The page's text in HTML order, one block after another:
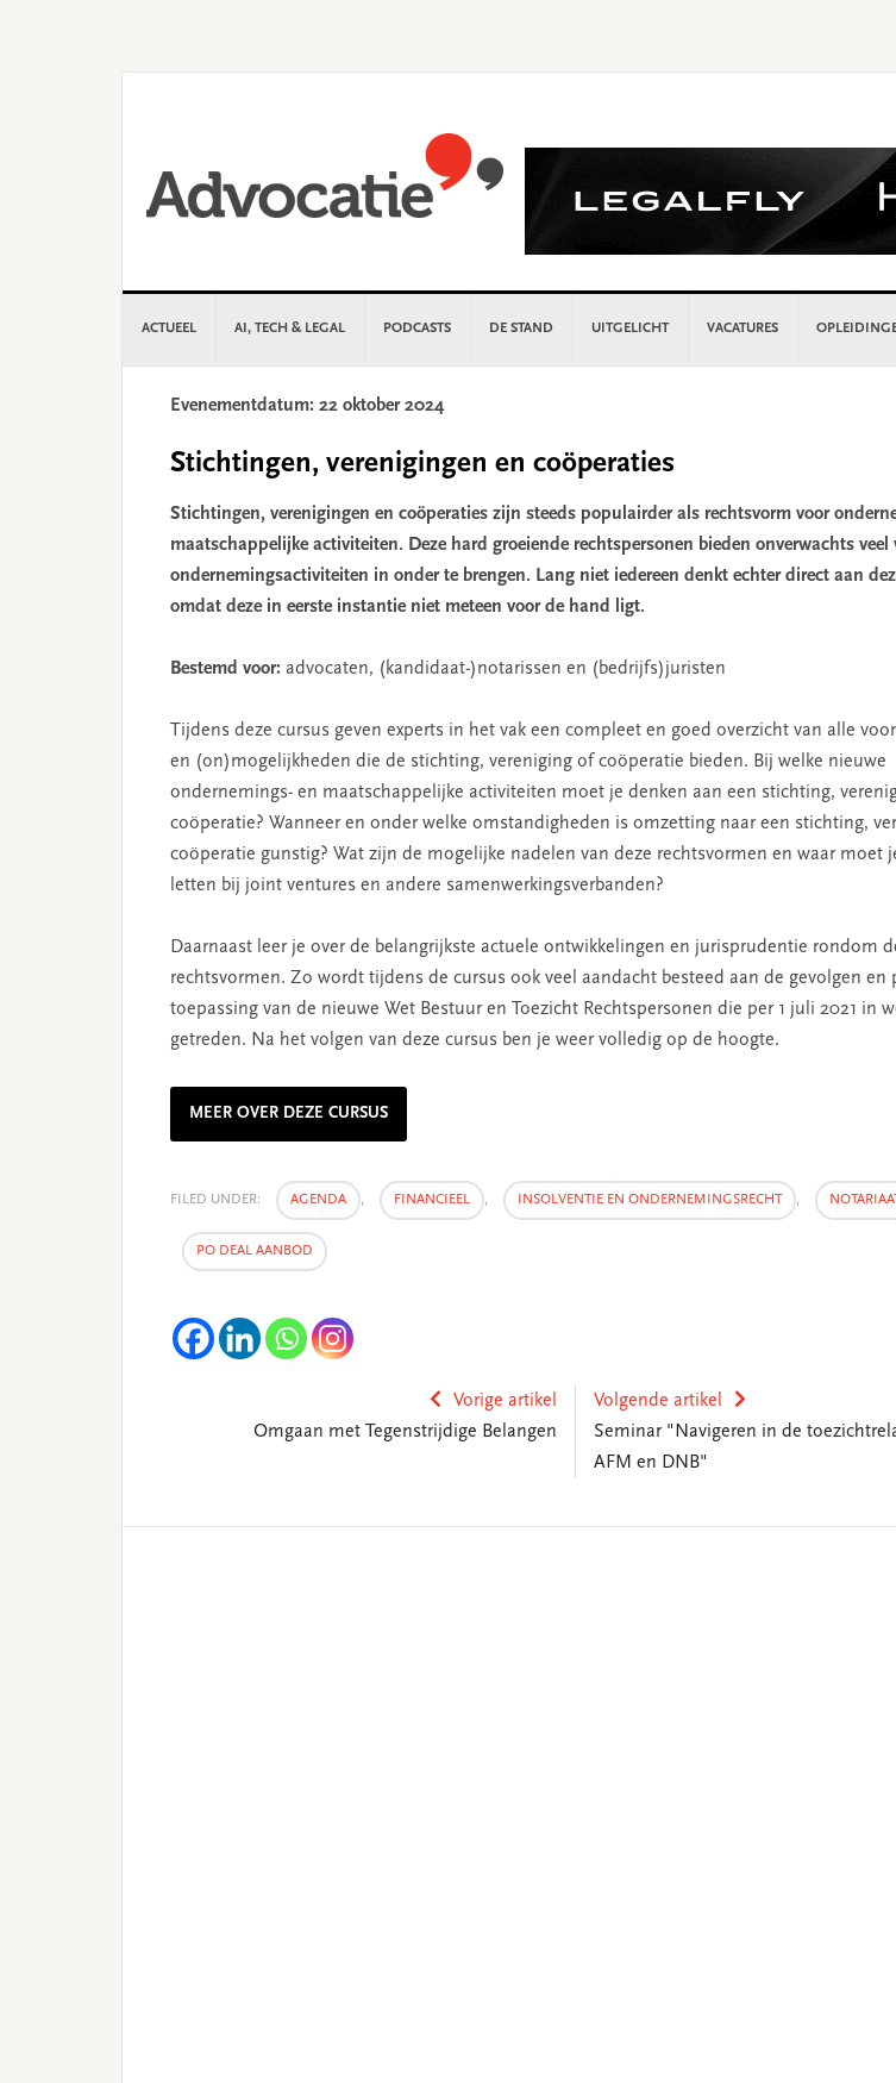
ACTUEEL AI, TECH & LEGAL PODCASTS DE STAND UITGELICHT VACATURES
Evenementdatum: 22 oktober 2024
Stichtingen, verenigingen en coöperaties
Stichtingen, verenigingen en coöperaties zijn steeds populairder als rechtsvorm voor
maatschappelijke activiteiten. Deze hard groeiende rechtspersonen bieden onverwachts veel
ondernemingsactiviteiten in onder te brengen. Lang niet iedereen denkt echter direct aan
omdat deze in eerste instantie niet meteen voor de hand ligt.
Bestemd voor: advocaten, (kandidaat-)notarissen en (bedrijfs)juristen
Tijdens deze cursus geven experts in het vak een compleet en goed overzicht van alle
en (on)mogelijkheden die de stichting, vereniging of coöperatie bieden. Bij welke nieuwe
ondernemings- en maatschappelijke activiteiten moet je denken aan een stichting,
coöperatie? Wanneer en onder welke omstandigheden is omzetting naar een stichting,
coöperatie gunstig? Wat zijn de mogelijke nadelen van deze rechtsvormen en waar moet
letten bij joint ventures en andere samenwerkingsverbanden?
Daarnaast leer je over de belangrijkste actuele ontwikkelingen en jurisprudentie rondom
rechtsvormen. Zo wordt tijdens de cursus ook veel aandacht besteed aan de gevolgen en
toepassing van de nieuwe Wet Bestuur en Toezicht Rechtspersonen die per 1 juli 2021 in
getreden. Na het volgen van deze cursus ben je weer volledig op de hoogte.
MEER OVER DEZE CURSUS
FILED UNDER: AGENDA , FINANCIEEL , INSOLVENTIE EN ONDERNEMINGSRECHT ,
PO DEAL AANBOD
Vorige artikel
Omgaan met Tegenstrijdige Belangen
Volgende artikel
Seminar "Navigeren in de
AFM en DNB"